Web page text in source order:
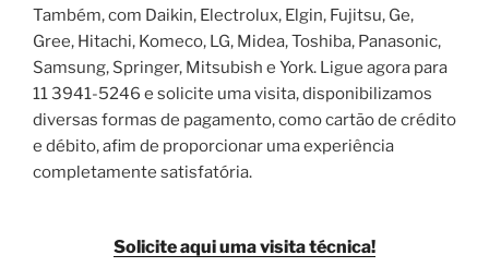
Também, com Daikin, Electrolux, Elgin, Fujitsu, Ge,
Gree, Hitachi, Komeco, LG, Midea, Toshiba, Panasonic,
Samsung, Springer, Mitsubish e York. Ligue agora para
11 3941-5246 e solicite uma visita, disponibilizamos
diversas formas de pagamento, como cartão de crédito
e débito, afim de proporcionar uma experiência
completamente satisfatória.
Solicite aqui uma visita técnica!